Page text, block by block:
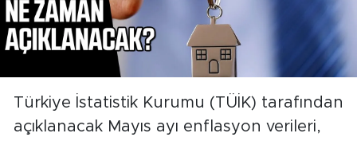
Türkiye İstatistik Kurumu (TÜİK) tarafından
açıklanacak Mayıs ayı enflasyon verileri,